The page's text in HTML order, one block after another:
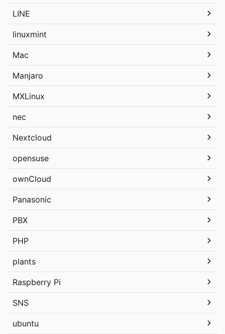
LINE
linuxmint
Mac
Manjaro
MXLinux
nec
Nextcloud
opensuse
ownCloud
Panasonic
PBX
PHP
plants
Raspberry Pi
SNS
ubuntu